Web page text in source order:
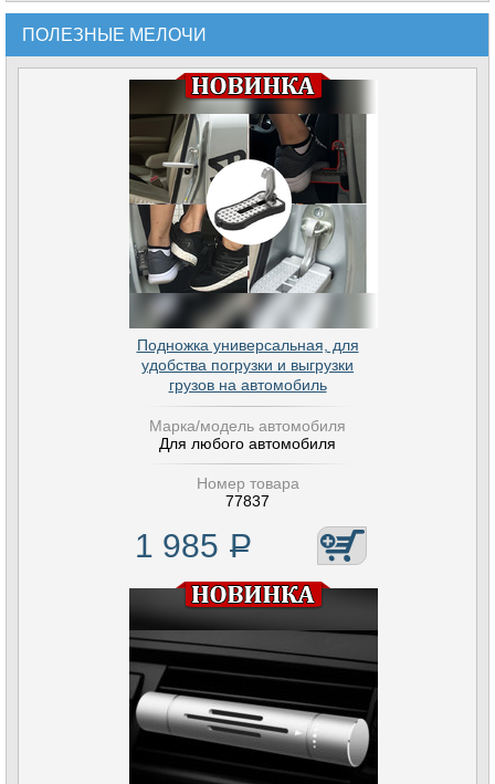
ПОЛЕЗНЫЕ МЕЛОЧИ
Подножка универсальная, для
удобства погрузки и выгрузки
грузов на автомобиль
Марка/модель автомобиля
Для любого автомобиля
Номер товара
77837
1 985 Р